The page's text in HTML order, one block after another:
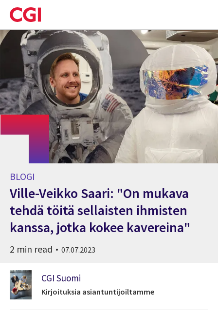
Skip
to
main
content
BLOGI
Ville-Veikko Saari: "On mukava
tehdä töitä sellaisten ihmisten
kanssa, jotka kokee kavereina"
2 min read 07.07.2023
CGI Suomi
Kirjoituksia asiantuntijoiltamme